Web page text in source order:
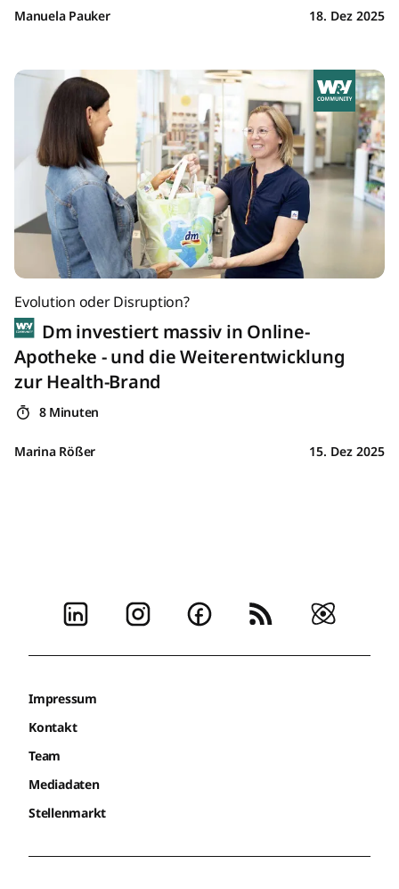
Manuela Pauker 18. Dez 2025
Evolution oder Disruption?
Dm investiert massiv in Online-
Apotheke - und die Weiterentwicklung
zur Health-Brand
8 Minuten
Marina Rößer 15. Dez 2025
Impressum
Kontakt
Team
Mediadaten
Stellenmarkt